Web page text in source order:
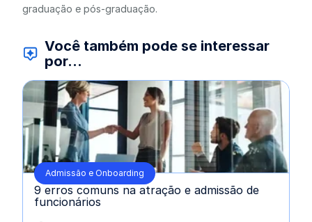
graduação e pós-graduação.
Você também pode se interessar
por...
Admissão e Onboarding
9 erros comuns na atração e admissão de
funcionários